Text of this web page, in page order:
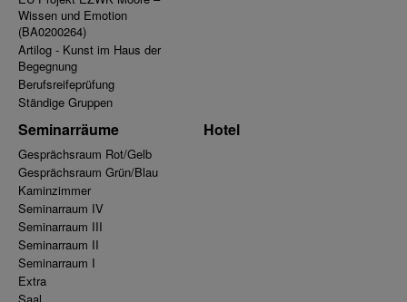
Wissen und Emotion
(BA0200264)
Artilog - Kunst im Haus der
Begegnung
Berufsreifeprüfung
Ständige Gruppen
Seminarräume
Gesprächsraum Rot/Gelb
Gesprächsraum Grün/Blau
Kaminzimmer
Seminarraum IV
Seminarraum III
Seminarraum II
Seminarraum I
Extra
Hotel